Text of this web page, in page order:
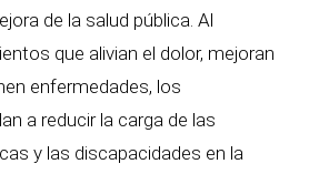
de la salud pública. Al
que alivian el dolor, mejoran
enfermedades, los
a reducir la carga de las
y las discapacidades en la